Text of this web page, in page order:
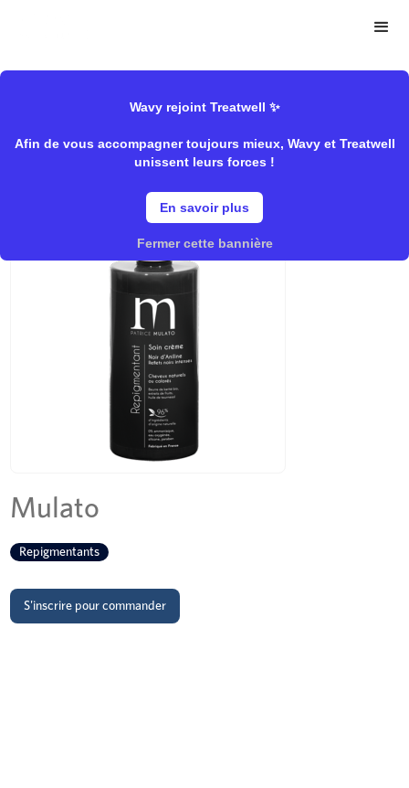
Wavy rejoint Treatwell ✨
Afin de vous accompagner toujours mieux, Wavy et Treatwell
unissent leurs forces !
En savoir plus
Fermer cette bannière
direct","Rentrée/Raviver sa couleur
Noir D'Aniline
Mulato
Repigmentants
S'inscrire pour commander